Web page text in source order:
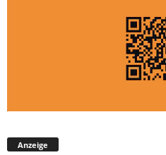
Anzeige